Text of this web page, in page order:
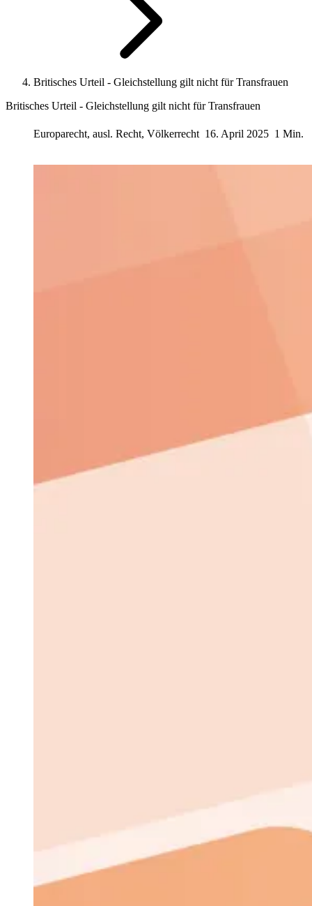
Britisches Urteil - Gleichstellung gilt nicht für Transfrauen
Britisches Urteil - Gleichstellung gilt nicht für Transfrauen
Europarecht, ausl. Recht, Völkerrecht 16. April 2025 1 Min.